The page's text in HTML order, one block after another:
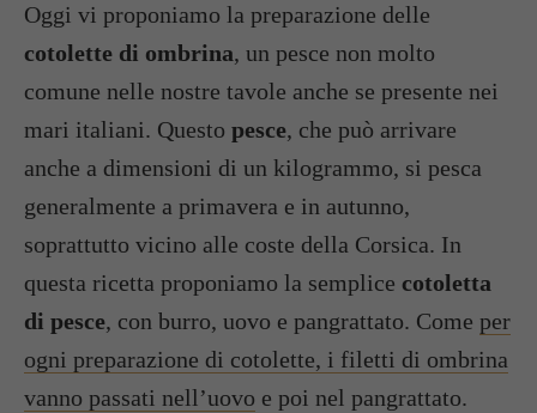
Oggi vi proponiamo la preparazione delle
cotolette di ombrina, un pesce non molto
comune nelle nostre tavole anche se presente nei
mari italiani. Questo pesce, che può arrivare
anche a dimensioni di un kilogrammo, si pesca
generalmente a primavera e in autunno,
soprattutto vicino alle coste della Corsica. In
questa ricetta proponiamo la semplice cotoletta
di pesce, con burro, uovo e pangrattato. Come per
ogni preparazione di cotolette, i filetti di ombrina
vanno passati nell’uovo e poi nel pangrattato.